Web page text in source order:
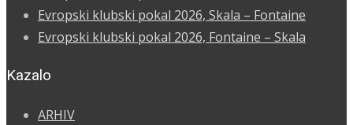
Evropski klubski pokal 2026, Skala – Fontaine
Evropski klubski pokal 2026, Fontaine – Skala
Kazalo
ARHIV